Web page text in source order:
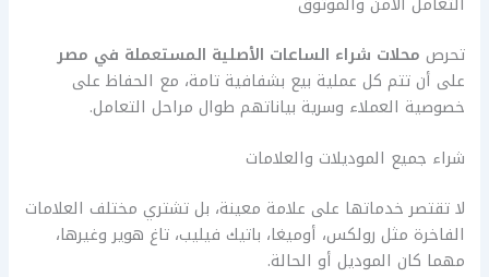
تحرص محلات شراء الساعات الأصلية المستعملة في مصر
على أن تتم كل عملية بيع بشفافية تامة، مع الحفاظ على
خصوصية العملاء وسرية بياناتهم طوال مراحل التعامل.
شراء جميع الموديلات والعلامات
لا تقتصر خدماتها على علامة معينة، بل تشتري مختلف العلامات
الفاخرة مثل رولكس، أوميغا، باتيك فيليب، تاغ هوير وغيرها،
مهما كان الموديل أو الحالة.